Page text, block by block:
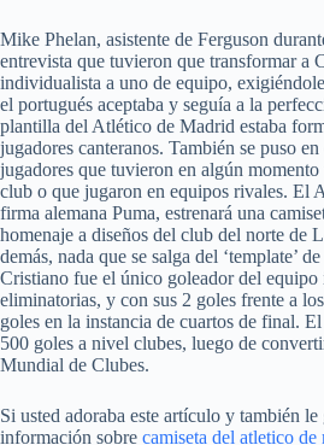
Mike Phelan, asistente de Ferguson
entrevista que tuvieron que transformar a
individualista a uno de equipo,
el portugués aceptaba y seguía a la
plantilla del Atlético de Madrid estaba
jugadores canteranos. También se puso
jugadores que tuvieron en algún
club o que jugaron en equipos rivales. El
firma alemana Puma, estrenará una
homenaje a diseños del club del norte de
demás, nada que se salga del ‘template’
Cristiano fue el único goleador del equipo
eliminatorias, y con sus 2 goles frente a
goles en la instancia de cuartos de final.
500 goles a nivel clubes, luego de
Mundial de Clubes.
Si usted adoraba este artículo y también
información sobre camiseta del atletico de